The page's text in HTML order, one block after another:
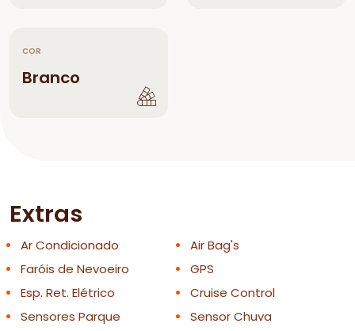
COR
Branco
Extras
Ar Condicionado
Air Bag's
Faróis de Nevoeiro
GPS
Esp. Ret. Elétrico
Cruise Control
Sensores Parque
Sensor Chuva